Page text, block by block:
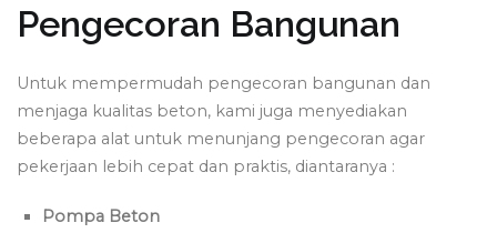
Pengecoran Bangunan
Untuk mempermudah pengecoran bangunan dan
menjaga kualitas beton, kami juga menyediakan
beberapa alat untuk menunjang pengecoran agar
pekerjaan lebih cepat dan praktis, diantaranya :
Pompa Beton